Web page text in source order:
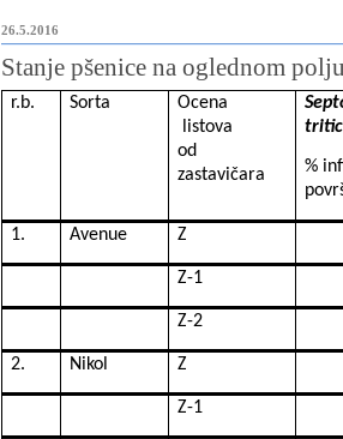
26.5.2016
Stanje pšenice na oglednom
r.b. Sorta
Ocena
listova
od
zastavičara
%
1. Avenue Z
Z-1
Z-2
2. Nikol Z
Z-1